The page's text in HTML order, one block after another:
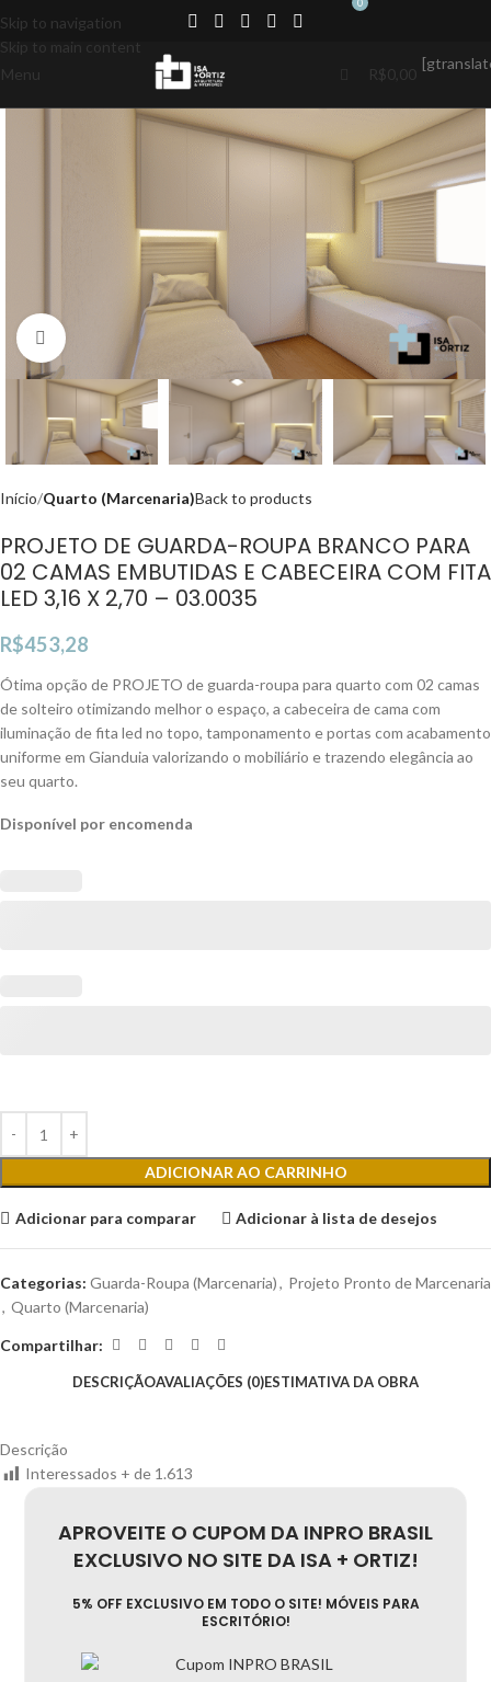
Skip to navigation
Skip to main content
Menu
0
R$0,00
Click to enlarge
Início Quarto (Marcenaria)Back to products
PROJETO DE GUARDA-ROUPA BRANCO PARA
02 CAMAS EMBUTIDAS E CABECEIRA COM FITA
LED 3,16 X 2,70 – 03.0035
R$453,28
Ótima opção de PROJETO de guarda-roupa para quarto com 02 camas
de solteiro otimizando melhor o espaço, a cabeceira de cama com
iluminação de fita led no topo, tamponamento e portas com acabamento
uniforme em Gianduia valorizando o mobiliário e trazendo elegância ao
seu quarto.
Disponível por encomenda
ADICIONAR AO CARRINHO
Adicionar para comparar Adicionar à lista de desejos
Categorias: Guarda-Roupa (Marcenaria), Projeto Pronto de Marcenaria
, Quarto (Marcenaria)
Compartilhar:
DESCRIÇÃOAVALIAÇÕES (0)ESTIMATIVA DA OBRA
Descrição
Interessados + de 1.613
APROVEITE O CUPOM DA INPRO BRASIL
EXCLUSIVO NO SITE DA ISA + ORTIZ!
5% OFF EXCLUSIVO EM TODO O SITE! MÓVEIS PARA
ESCRITÓRIO!